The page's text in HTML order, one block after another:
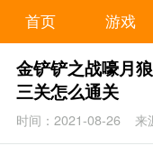
首页 游戏
金铲铲之战嚎月
三关怎么通关
时间：2021-08-26 来